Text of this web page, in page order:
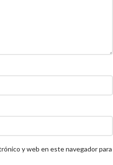
y web en este navegador para